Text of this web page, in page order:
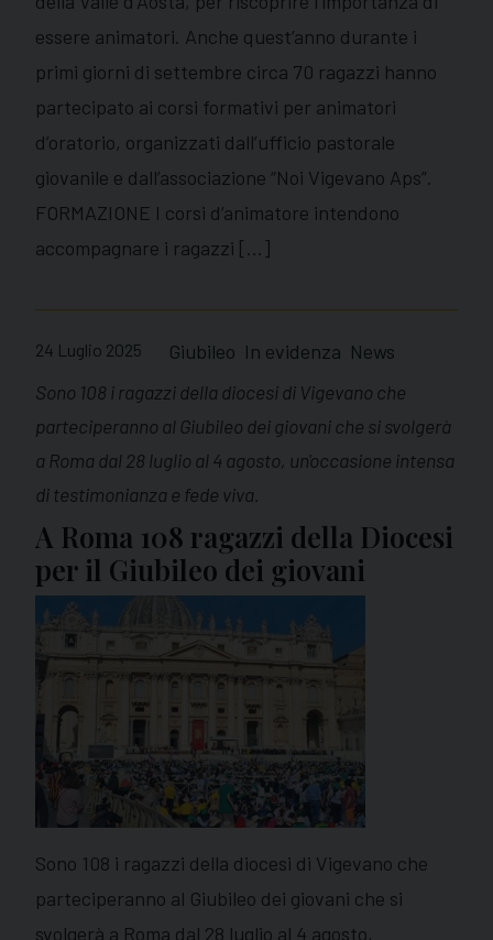
essere animatori. Anche quest’anno durante i
primi giorni di settembre circa 70 ragazzi hanno
partecipato ai corsi formativi per animatori
d’oratorio, organizzati dall’ufficio pastorale
giovanile e dall’associazione “Noi Vigevano Aps”.
FORMAZIONE I corsi d’animatore intendono
accompagnare i ragazzi […]
24 Luglio 2025 Giubileo In evidenza News
Sono 108 i ragazzi della diocesi di Vigevano che
parteciperanno al Giubileo dei giovani che si svolgerà
a Roma dal 28 luglio al 4 agosto, un'occasione intensa
di testimonianza e fede viva.
A Roma 108 ragazzi della Diocesi
per il Giubileo dei giovani
Sono 108 i ragazzi della diocesi di Vigevano che
parteciperanno al Giubileo dei giovani che si
svolgerà a Roma dal 28 luglio al 4 agosto,